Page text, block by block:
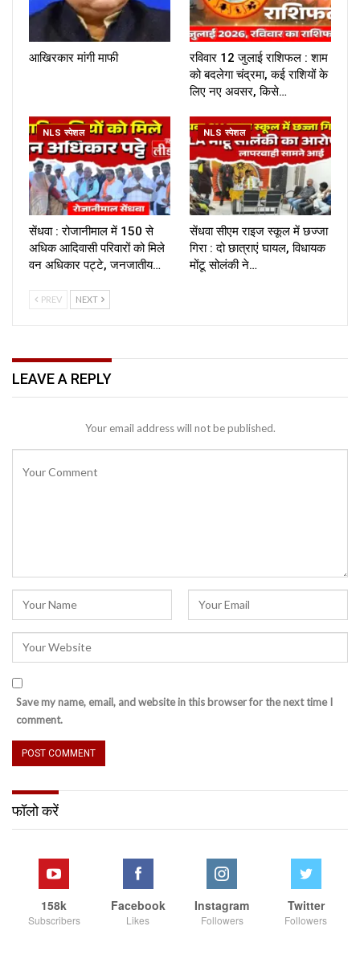
आखिरकार मांगी माफी
रविवार 12 जुलाई राशिफल : शाम
को बदलेगा चंद्रमा, कई राशियों के
लिए नए अवसर, किसे…
NLS स्पेशल
सेंधवा : रोजानीमाल में 150 से
अधिक आदिवासी परिवारों को मिले
वन अधिकार पट्टे, जनजातीय…
NLS स्पेशल
सेंधवा सीएम राइज स्कूल में छज्जा
गिरा : दो छात्राएं घायल, विधायक
मोंटू सोलंकी ने…
PREV NEXT
LEAVE A REPLY
Your email address will not be published.
Save my name, email, and website in this browser for the next time I
comment.
फॉलो करें
158k
Subscribers
Facebook
Likes
Instagram
Followers
Twitter
Followers